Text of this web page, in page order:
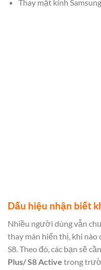
Thay mặt kính
Dấu hiệu nhận biết
Nhiều người dùng vẫn
thay màn hiển thị, khi nào
S8.Theo đó, các bạn sẽ cần
Plus/ S8 Active trong